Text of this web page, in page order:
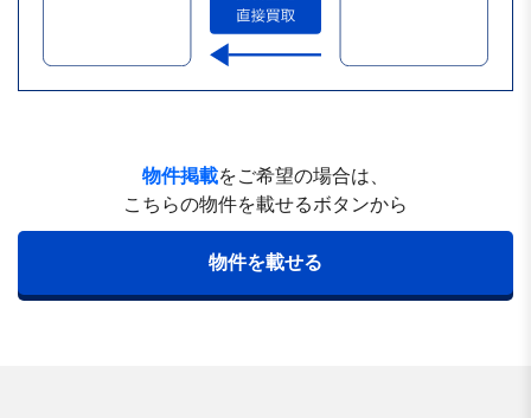
物件掲載をご希望の場合は、
こちらの物件を載せるボタンから
物件を載せる